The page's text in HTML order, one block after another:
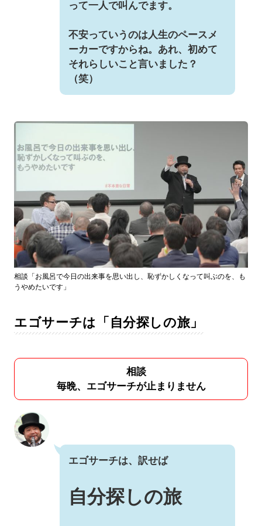
って一人で叫んでます。
不安っていうのは人生のペースメ
ーカーですからね。あれ、初めて
それらしいこと言いました？
（笑）
相談「お風呂で今日の出来事を思い出し、恥ずかしくなって叫ぶのを、も
うやめたいです」
エゴサーチは「自分探しの旅」
相談
毎晩、エゴサーチが止まりません
エゴサーチは、訳せば
自分探しの旅